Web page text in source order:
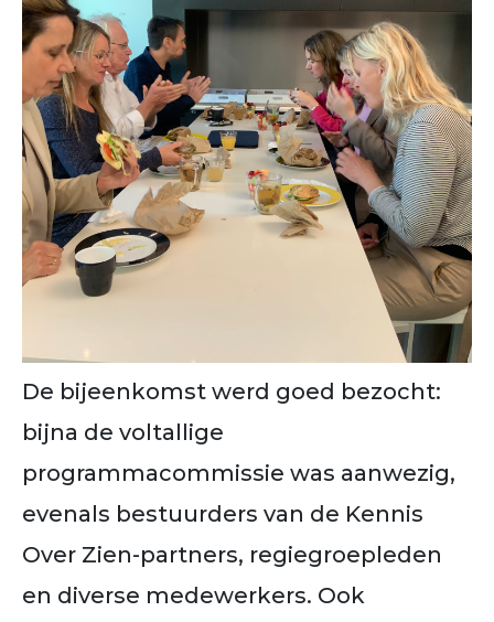
De bijeenkomst werd goed bezocht:
bijna de voltallige
programmacommissie was aanwezig,
evenals bestuurders van de Kennis
Over Zien-partners, regiegroepleden
en diverse medewerkers. Ook